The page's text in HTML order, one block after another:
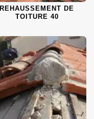
REHAUSSEMENT DE
TOITURE 40